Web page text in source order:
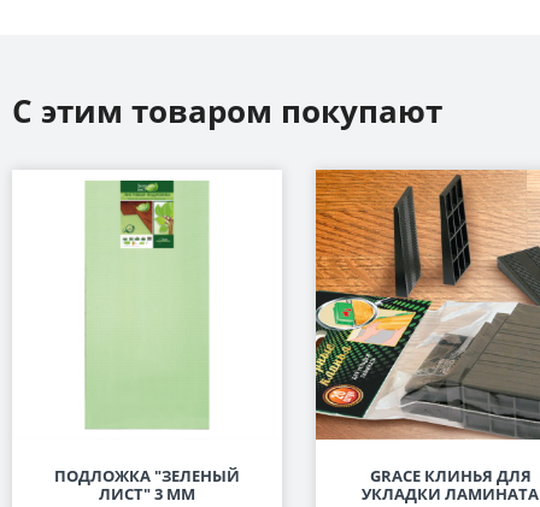
С этим товаром покупают
ПОДЛОЖКА "ЗЕЛЕНЫЙ
ЛИСТ" 3 ММ
GRACE КЛИНЬЯ ДЛЯ
УКЛАДКИ ЛАМИНАТА